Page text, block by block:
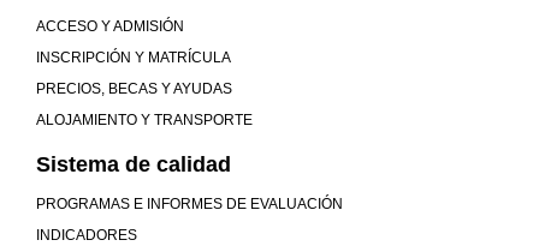
ACCESO Y ADMISIÓN
INSCRIPCIÓN Y MATRÍCULA
PRECIOS, BECAS Y AYUDAS
ALOJAMIENTO Y TRANSPORTE
Sistema de calidad
PROGRAMAS E INFORMES DE EVALUACIÓN
INDICADORES